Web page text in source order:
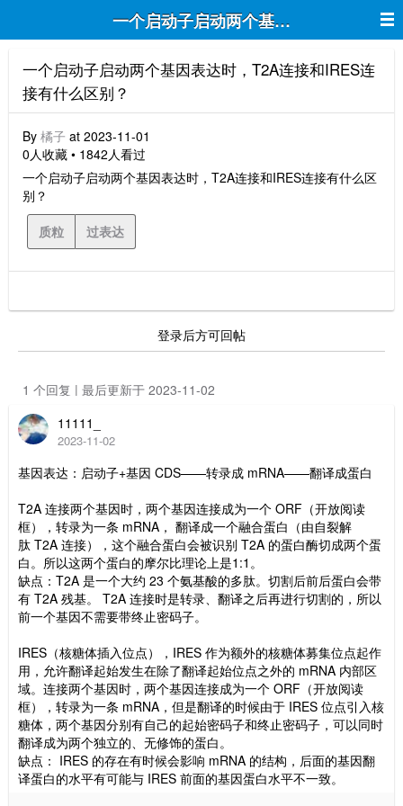
一个启动子启动两个基因表达时，T2A
一个启动子启动两个基因表达时，T2A连接和IRES连
接有什么区别？
By 橘子 at 2023-11-01
0人收藏 • 1842人看过
一个启动子启动两个基因表达时，T2A连接和IRES连接有什么区
别？
质粒
过表达
登录后方可回帖
1 个回复 | 最后更新于 2023-11-02
11111_
2023-11-02
基因表达：启动子+基因 CDS——转录成 mRNA——翻译成蛋白
T2A 连接两个基因时，两个基因连接成为一个 ORF（开放阅读
框），转录为一条 mRNA， 翻译成一个融合蛋白（由自裂解
肽 T2A 连接），这个融合蛋白会被识别 T2A 的蛋白酶切成两个蛋
白。所以这两个蛋白的摩尔比理论上是1:1。
缺点：T2A 是一个大约 23 个氨基酸的多肽。切割后前后蛋白会带
有 T2A 残基。 T2A 连接时是转录、翻译之后再进行切割的，所以
前一个基因不需要带终止密码子。
IRES（核糖体插入位点），IRES 作为额外的核糖体募集位点起作
用，允许翻译起始发生在除了翻译起始位点之外的 mRNA 内部区
域。连接两个基因时，两个基因连接成为一个 ORF（开放阅读
框），转录为一条 mRNA，但是翻译的时候由于 IRES 位点引入核
糖体，两个基因分别有自己的起始密码子和终止密码子，可以同时
翻译成为两个独立的、无修饰的蛋白。
缺点： IRES 的存在有时候会影响 mRNA 的结构，后面的基因翻
译蛋白的水平有可能与 IRES 前面的基因蛋白水平不一致。